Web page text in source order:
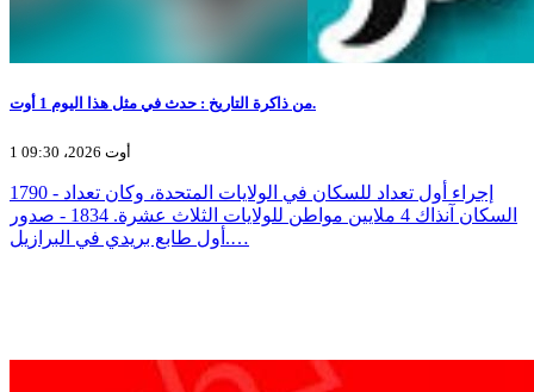
من ذاكرة التاريخ : حدث في مثل هذا اليوم 1 أوت.
1 أوت 2026، 09:30
1790 - إجراء أول تعداد للسكان في الولايات المتحدة، وكان تعداد
السكان آنذاك 4 ملايين مواطن للولايات الثلاث عشرة. 1834 - صدور
أول طابع بريدي في البرازيل.…